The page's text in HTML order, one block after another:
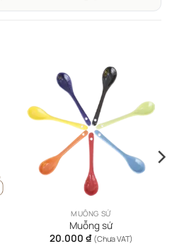
MUỖNG SỨ
Muỗng sứ
20.000 ₫ (Chưa VAT)